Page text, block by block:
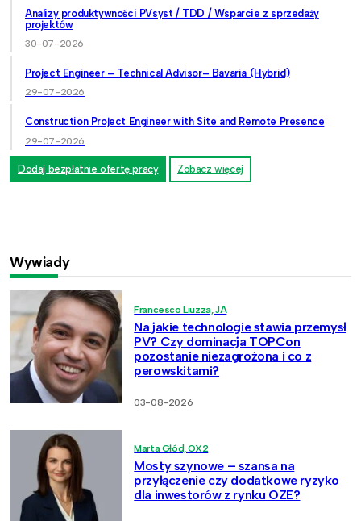
Analizy produktywności PVsyst / TDD / Wsparcie z sprzedaży
projektów
30-07-2026
Project Engineer – Technical Advisor– Bavaria (Hybrid)
29-07-2026
Construction Project Engineer with Site and Remote Presence
29-07-2026
Dodaj bezpłatnie ofertę pracy Zobacz więcej
Wywiady
Francesco Liuzza, JA
Na jakie technologie stawia przemysł
PV? Czy dominacja TOPCon
pozostanie niezagrożona i co z
perowskitami?
03-08-2026
Marta Głód, OX2
Mosty szynowe – szansa na
przyłączenie czy dodatkowe ryzyko
dla inwestorów z rynku OZE?